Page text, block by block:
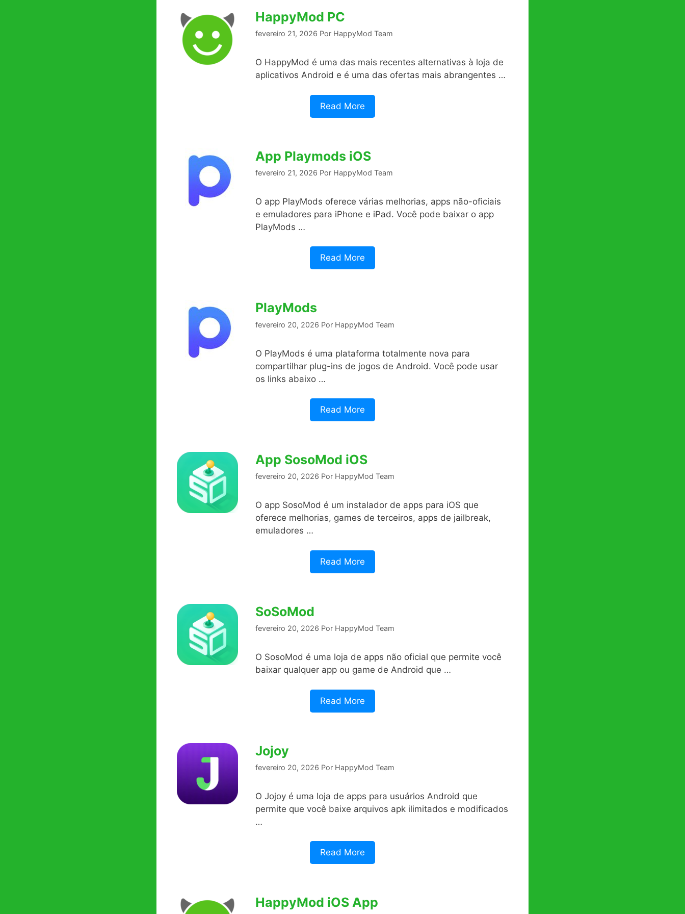
HappyMod PC
fevereiro 21, 2026 Por HappyMod Team
O HappyMod é uma das mais recentes alternativas à loja de
aplicativos Android e é uma das ofertas mais abrangentes …
Read More
App Playmods iOS
fevereiro 21, 2026 Por HappyMod Team
O app PlayMods oferece várias melhorias, apps não-oficiais
e emuladores para iPhone e iPad. Você pode baixar o app
PlayMods …
Read More
PlayMods
fevereiro 20, 2026 Por HappyMod Team
O PlayMods é uma plataforma totalmente nova para
compartilhar plug-ins de jogos de Android. Você pode usar
os links abaixo …
Read More
App SosoMod iOS
fevereiro 20, 2026 Por HappyMod Team
O app SosoMod é um instalador de apps para iOS que
oferece melhorias, games de terceiros, apps de jailbreak,
emuladores …
Read More
SoSoMod
fevereiro 20, 2026 Por HappyMod Team
O SosoMod é uma loja de apps não oficial que permite você
baixar qualquer app ou game de Android que …
Read More
Jojoy
fevereiro 20, 2026 Por HappyMod Team
O Jojoy é uma loja de apps para usuários Android que
permite que você baixe arquivos apk ilimitados e modificados
…
Read More
HappyMod iOS App